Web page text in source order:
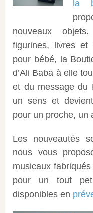
la
nouveaux
figurines, livres et
pour bébé, la
d’Ali Baba à elle
et du message du
un sens et
pour un proche, un
Les nouveautés
nous vous
musicaux
pour un tout
disponibles en